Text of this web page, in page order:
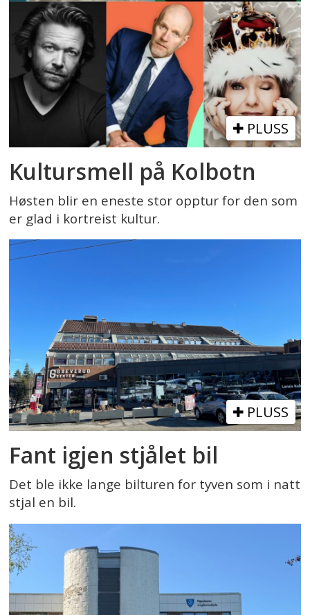
PLUSS
Kultursmell på Kolbotn
Høsten blir en eneste stor opptur for den som
er glad i kortreist kultur.
PLUSS
Fant igjen stjålet bil
Det ble ikke lange bilturen for tyven som i natt
stjal en bil.